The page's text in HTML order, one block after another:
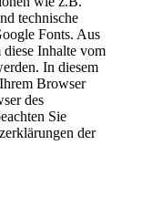
technische
Fonts. Aus
Inhalte vom
In diesem
Browser
des
Sie
der